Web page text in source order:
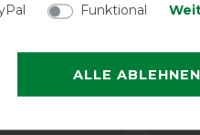
Funktional
ALLE ABLEHNEN